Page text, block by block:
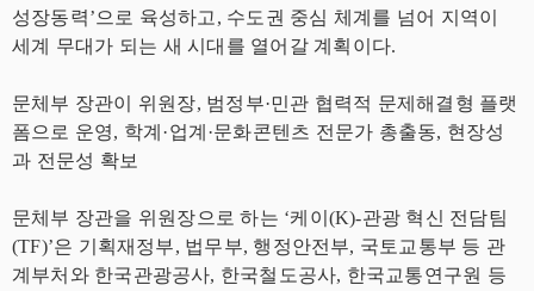
성장동력’으로 육성하고, 수도권 중심 체계를 넘어 지역이
세계 무대가 되는 새 시대를 열어갈 계획이다.
문체부 장관이 위원장, 범정부·민관 협력적 문제해결형 플랫
폼으로 운영, 학계·업계·문화콘텐츠 전문가 총출동, 현장성
과 전문성 확보
문체부 장관을 위원장으로 하는 ‘케이(K)-관광 혁신 전담팀
(TF)’은 기획재정부, 법무부, 행정안전부, 국토교통부 등 관
계부처와 한국관광공사, 한국철도공사, 한국교통연구원 등